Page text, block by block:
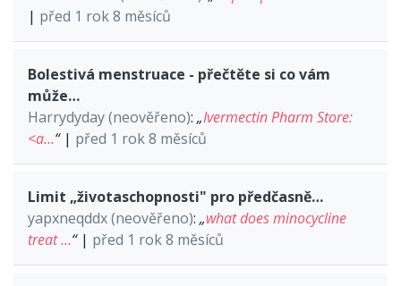
| před 1 rok 8 měsíců
Bolestivá menstruace - přečtěte si co vám
může…
Harrydyday (neověřeno): „Ivermectin Pharm Store:
<a…“| před 1 rok 8 měsíců
Limit „životaschopnosti" pro předčasně…
yapxneqddx (neověřeno): „what does minocycline
treat …“| před 1 rok 8 měsíců